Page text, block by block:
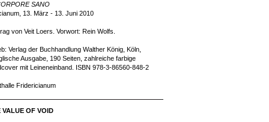
SANO
13. März - 13. Juni 2010
von Veit Loers. Vorwort: Rein Wolfs.
Verlag der Buchhandlung Walther König, Köln,
Ausgabe, 190 Seiten, zahlreiche farbige
mit Leineneinband. ISBN 978-3-86560-848-2
Fridericianum
OF VOID